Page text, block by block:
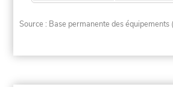
Source : Base permanente des équipements